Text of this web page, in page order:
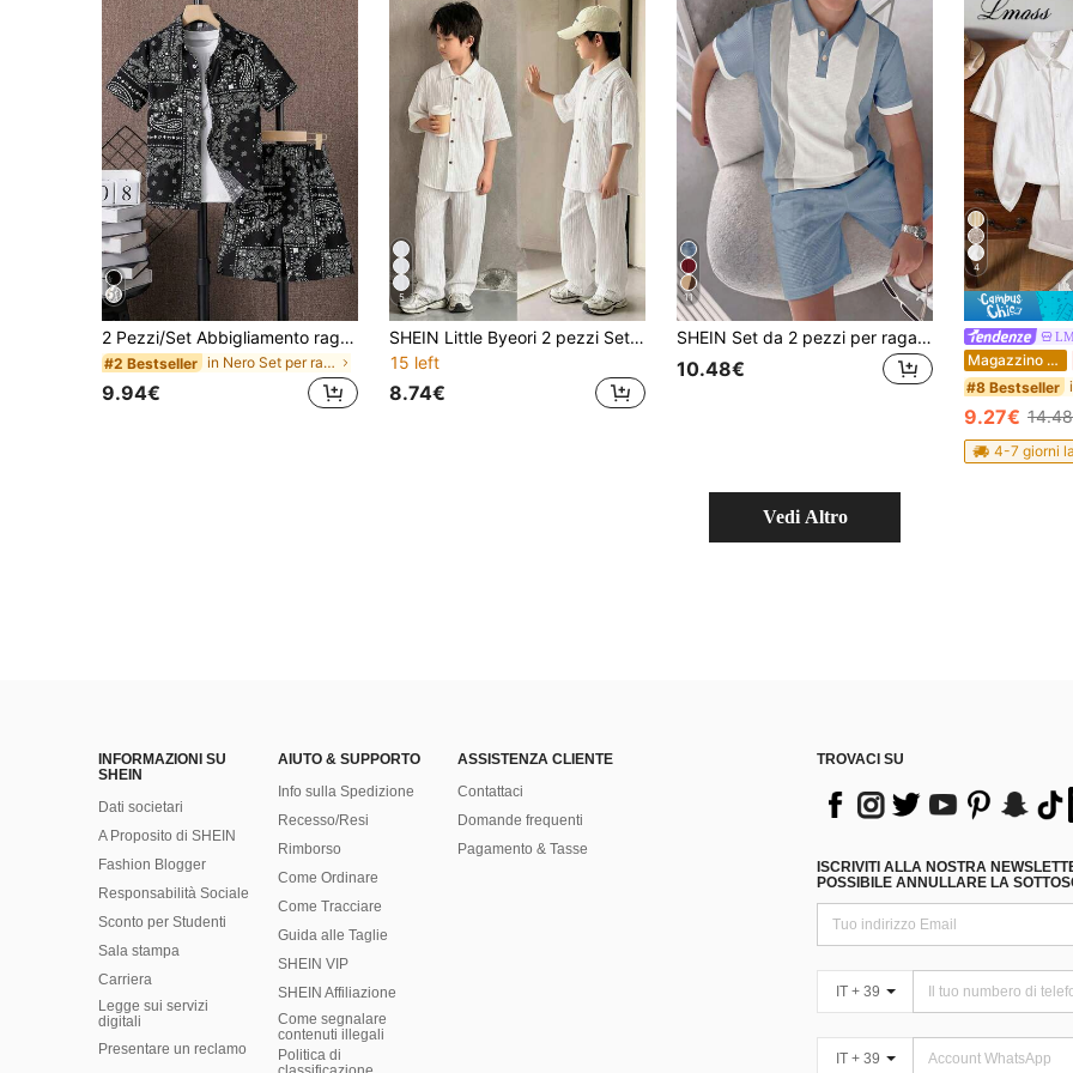
2 Pezzi/Set Abbigliamento ragazzo pre-adolescente, Camicia a maniche corte con stampa paisley e pantaloncini abbinati, Outfit di design , Primavera/Estate
#2 Bestseller in Nero Set per ragazzi adolescenti
9.94€
5
SHEIN Little Byeori 2 pezzi Set di camicia a maniche corte con colletto polo e pantaloni casual e comodi a righe per bambini/ragazzi pre-adolescenti
15 left
8.74€
11
SHEIN Set da 2 pezzi per ragazzi pre-adolescenti, polo a maniche corte con blocchi di colore e patchwork, pantaloncini con vita elastica, adatto per autunno, primavera, estate, gioco all'aperto, scuola, streetwear, feste e tempo libero a casa
10.48€
4
Magazzino EU
#8 Bestseller
9.27€
4-7 giorni
Vedi Altro
INFORMAZIONI SU
SHEIN
Dati societari
A Proposito di SHEIN
Fashion Blogger
Responsabilità Sociale
Sconto per Studenti
Sala stampa
Carriera
Legge sui servizi
digitali
Presentare un reclamo
AIUTO & SUPPORTO
Info sulla Spedizione
Recesso/Resi
Rimborso
Come Ordinare
Come Tracciare
Guida alle Taglie
SHEIN VIP
SHEIN Affiliazione
Come segnalare
contenuti illegali
Politica di
ASSISTENZA CLIENTE
Contattaci
Domande frequenti
Pagamento & Tasse
TROVACI SU
ISCRIVITI ALLA NOSTRA
POSSIBILE ANNULLARE LA
IT + 39
IT + 39